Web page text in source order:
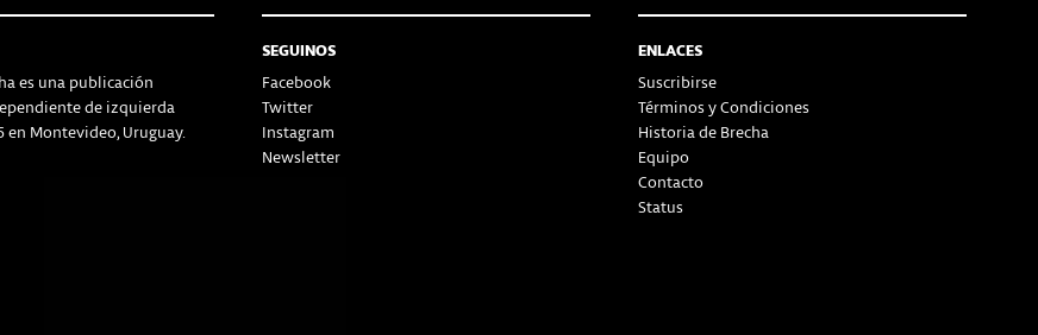
es una publicación
de izquierda
en Montevideo, Uruguay.
SEGUINOS
Facebook
Twitter
Instagram
Newsletter
ENLACES
Suscribirse
Términos y Condiciones
Historia de Brecha
Equipo
Contacto
Status